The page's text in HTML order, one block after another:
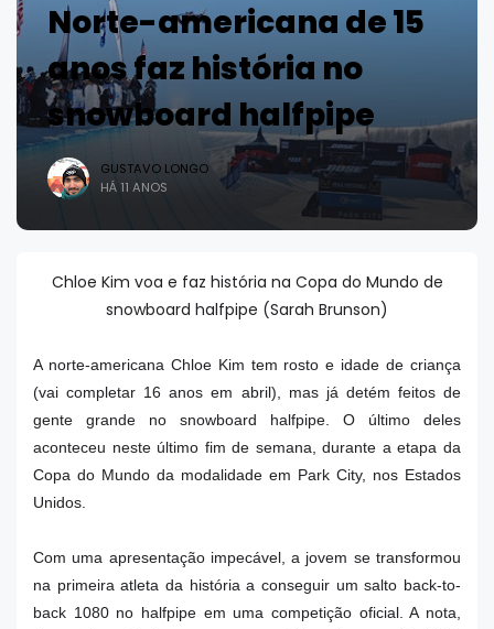
Norte-americana de 15
anos faz história no
snowboard halfpipe
GUSTAVO LONGO
HÁ 11 ANOS
Chloe Kim voa e faz história na Copa do Mundo de
snowboard halfpipe (Sarah Brunson)
A norte-americana Chloe Kim tem rosto e idade de criança
(vai completar 16 anos em abril), mas já detém feitos de
gente grande no snowboard halfpipe. O último deles
aconteceu neste último fim de semana, durante a etapa da
Copa do Mundo da modalidade em Park City, nos Estados
Unidos.
Com uma apresentação impecável, a jovem se transformou
na primeira atleta da história a conseguir um salto back-to-
back 1080 no halfpipe em uma competição oficial. A nota,